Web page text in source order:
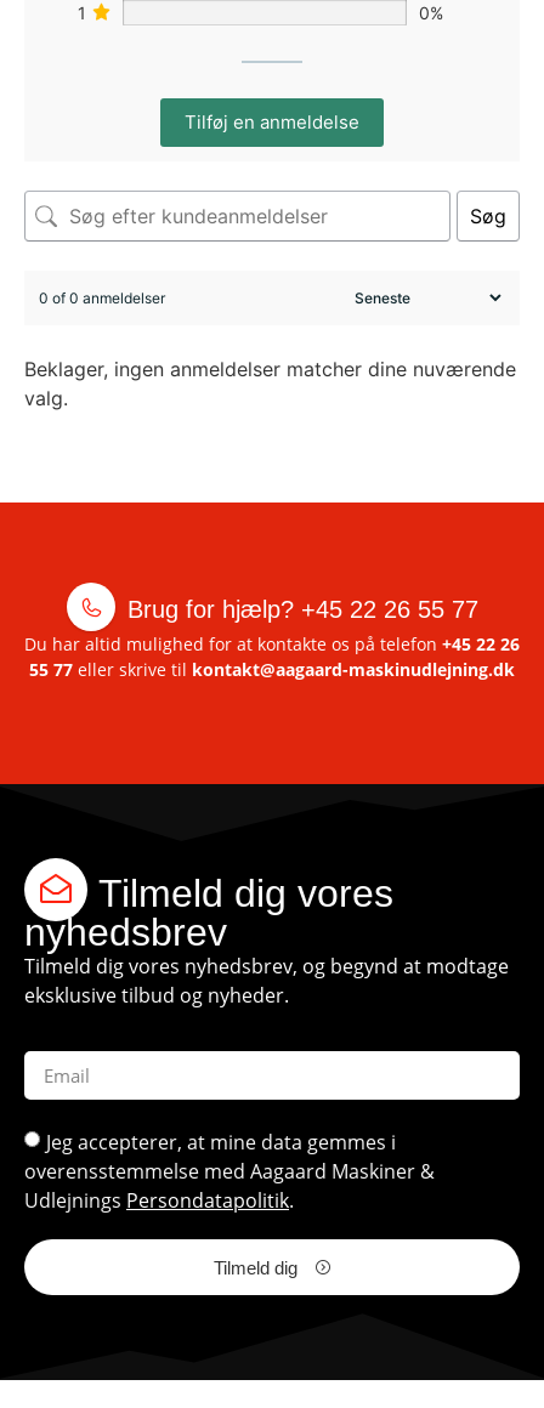
1
0%
Tilføj en anmeldelse
Søg
0 of 0 anmeldelser
Beklager, ingen anmeldelser matcher dine nuværende
valg.
Brug for hjælp? +45 22 26 55 77
Du har altid mulighed for at kontakte os på telefon +45 22 26
55 77 eller skrive til kontakt@aagaard-maskinudlejning.dk
Tilmeld dig vores
nyhedsbrev
Tilmeld dig vores nyhedsbrev, og begynd at modtage
eksklusive tilbud og nyheder.
Jeg accepterer, at mine data gemmes i
overensstemmelse med Aagaard Maskiner &
Udlejnings Persondatapolitik.
Tilmeld dig